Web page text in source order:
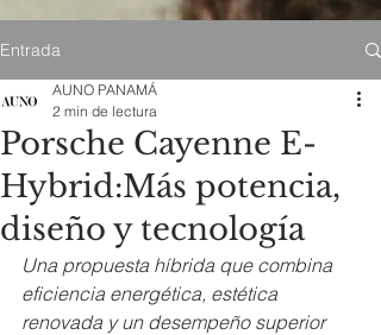
Entrada
Porsche Cayenne E-
Hybrid:Más potencia,
diseño y tecnología
AUNO PANAMÁ
2 min de lectura
Una propuesta híbrida que combina
eficiencia energética, estética
renovada y un desempeño superior